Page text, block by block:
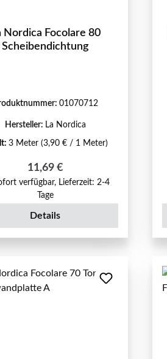
Nordica Focolare 80
Scheibendichtung
01070712
Hersteller: La Nordica
3 Meter (3,90 € / 1 Meter)
Regulärer Preis:
11,69 €
verfügbar, Lieferzeit: 2-4
Tage
Details